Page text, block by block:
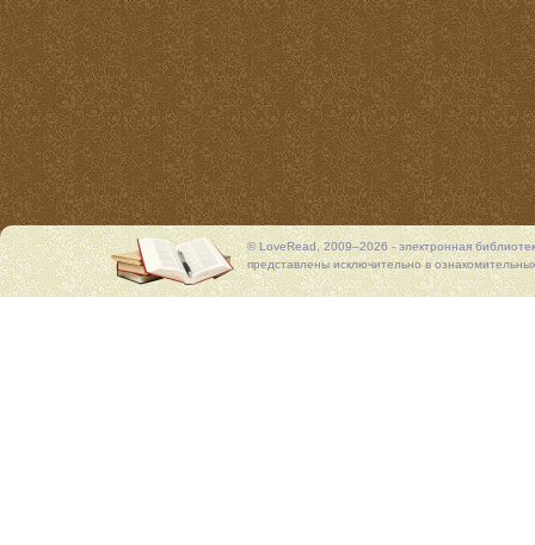
© LoveRead, 2009–2026 - электронная
представлены исключительно в